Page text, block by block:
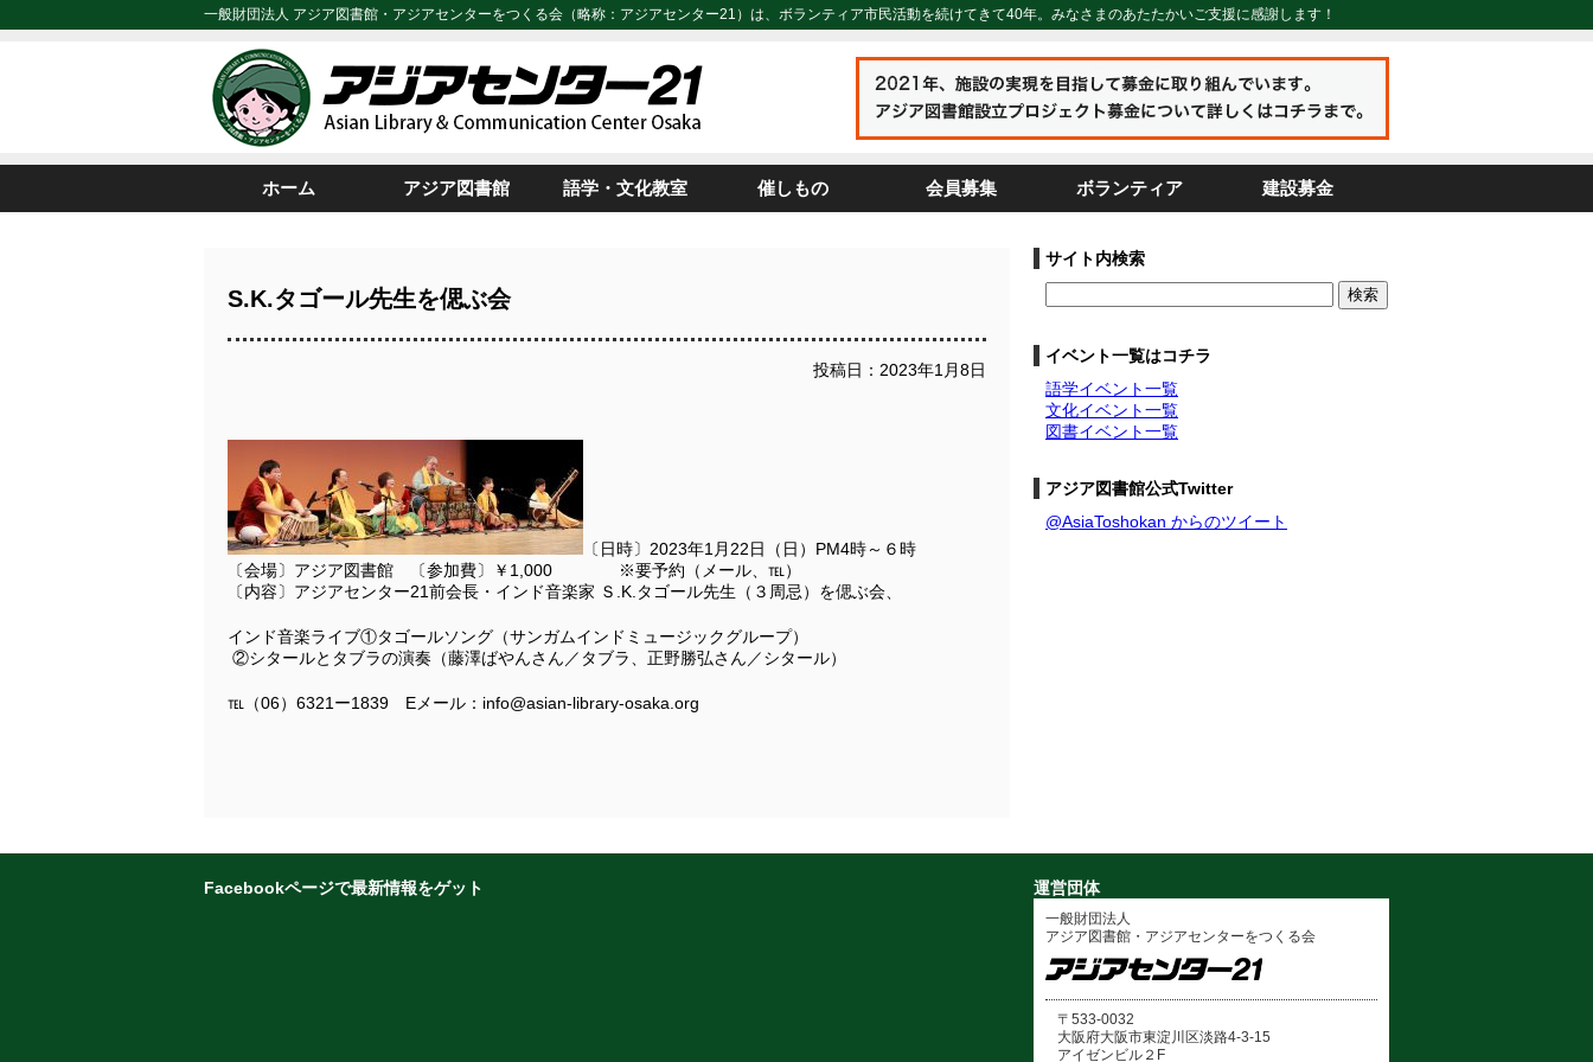
一般財団法人 アジア図書館・アジアセンターをつくる会（略称：アジアセンター21）は、ボランティア市民活動を続けてきて40年。みなさまのあたたかいご支援に感謝します！
ホーム アジア図書館 語学・文化教室 催しもの 会員募集 ボランティア 建設募金
S.K.タゴール先生を偲ぶ会
投稿日：2023年1月8日
〔日時〕2023年1月22日（日）PM4時～６時
〔会場〕アジア図書館 〔参加費〕￥1,000 ※要予約（メール、℡）
〔内容〕アジアセンター21前会長・インド音楽家 Ｓ.K.タゴール先生（３周忌）を偲ぶ会、
インド音楽ライブ①タゴールソング（サンガムインドミュージックグループ）
②シタールとタブラの演奏（藤澤ばやんさん／タブラ、正野勝弘さん／シタール）
℡（06）6321ー1839 Eメール：info@asian-library-osaka.org
サイト内検索
イベント一覧はコチラ
語学イベント一覧
文化イベント一覧
図書イベント一覧
アジア図書館公式Twitter
@AsiaToshokan からのツイート
Facebookページで最新情報をゲット 運営団体
一般財団法人
アジア図書館・アジアセンターをつくる会
〒533-0032
大阪府大阪市東淀川区淡路4-3-15
アイゼンビル２F